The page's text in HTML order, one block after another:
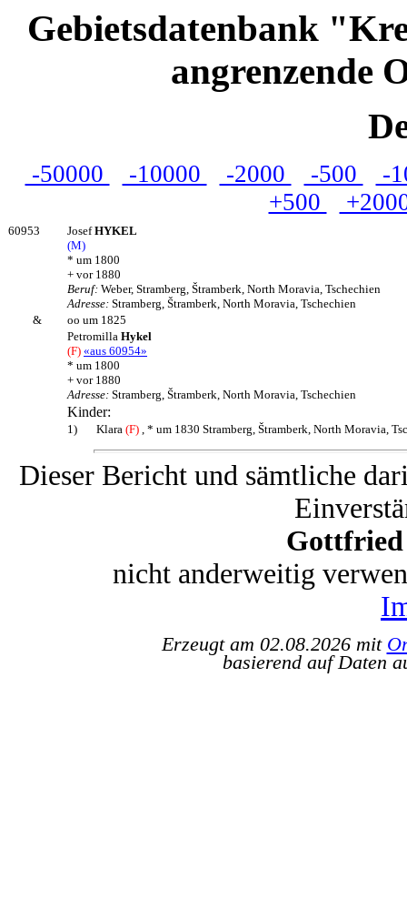
Gebietsdatenbank
angrenzende
-50000 -10000 -2000 -500
-
+500
60953 JosefHYKEL
(M)
* um 1800
+ vor 1880
Beruf: Weber, Stramberg, Štramberk, North Moravia, Tschechien
Adresse: Stramberg, Štramberk, North Moravia, Tschechien
&
oo um 1825
Petromilla Hykel
(F) «aus 60954»
* um 1800
+ vor 1880
Adresse: Stramberg, Štramberk, North Moravia, Tschechien
Kinder:
1) Klara (F) , * um 1830 Stramberg, Štramberk, North Moravia,
Dieser Bericht und sämtliche
Gottfried
nicht anderweitig
Erzeugt am 02.08.2026 mit
basierend auf Daten